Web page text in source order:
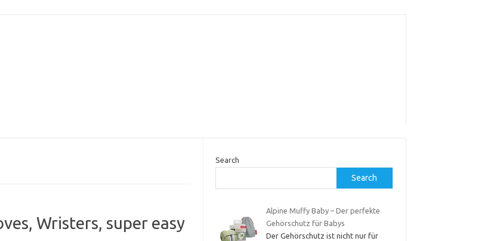
Wristers, super easy
Search
Search
Alpine Muffy Baby – Der perfekte
Gehörschutz für Babys
Der Gehörschutz ist nicht nur für